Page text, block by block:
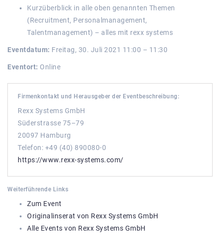
Kurzüberblick in alle oben genannten Themen
(Recruitment, Personalmanagement,
Talentmanagement) – alles mit rexx systems
Eventdatum: Freitag, 30. Juli 2021 11:00 – 11:30
Eventort: Online
Firmenkontakt und Herausgeber der Eventbeschreibung:
Rexx Systems GmbH
Süderstrasse 75–79
20097 Hamburg
Telefon: +49 (40) 890080-0
https://www.rexx-systems.com/
Weiterführende Links
Zum Event
Originalinserat von Rexx Systems GmbH
Alle Events von Rexx Systems GmbH